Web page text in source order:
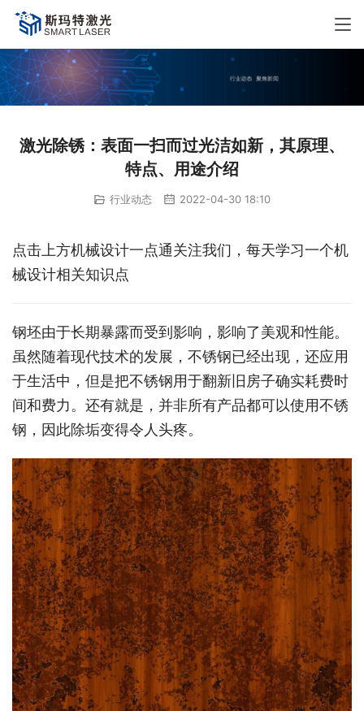
激光除锈：表面一扫而过光洁如新，其原理、
特点、用途介绍
行业动态 2022-04-30 18:10
点击上方机械设计一点通关注我们，每天学习一个机
械设计相关知识点
钢坯由于长期暴露而受到影响，影响了美观和性能。
虽然随着现代技术的发展，不锈钢已经出现，还应用
于生活中，但是把不锈钢用于翻新旧房子确实耗费时
间和费力。还有就是，并非所有产品都可以使用不锈
钢，因此除垢变得令人头疼。